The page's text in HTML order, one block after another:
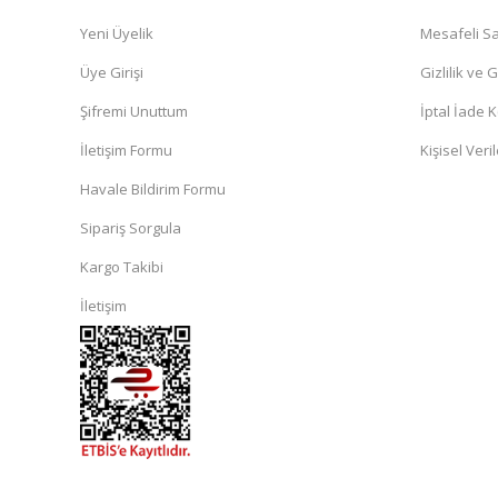
Yeni Üyelik
Üye Girişi
Şifremi Unuttum
İletişim Formu
Havale Bildirim Formu
Sipariş Sorgula
Kargo Takibi
İletişim
Mesafeli
Gizlilik ve
İptal İade
Kişisel